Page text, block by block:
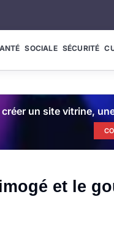
SOCIALE SÉCURITÉ
un site vitrine,
et le